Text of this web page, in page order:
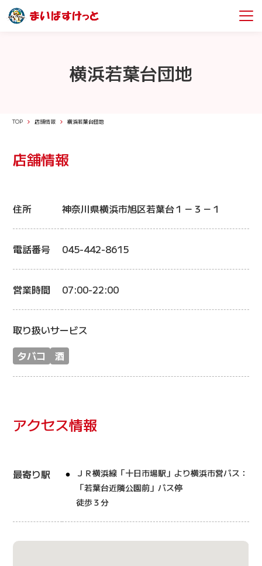
横浜若葉台団地
TOP 店舗情報 横浜若葉台団地
店舗情報
住所 神奈川県横浜市旭区若葉台１－３－１
電話番号 045-442-8615
営業時間 07:00-22:00
取り扱いサービス
タバコ
酒
アクセス情報
最寄り駅
ＪＲ横浜線「十日市場駅」より横浜市営バス：
「若葉台近隣公園前」バス停
徒歩３分